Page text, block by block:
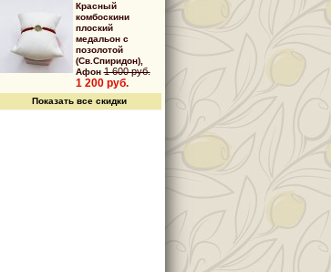
Красный
комбоскини
плоский
медальон с
позолотой
(Св.Спиридон),
Афон 1 600 руб.
1 200 руб.
Показать все скидки